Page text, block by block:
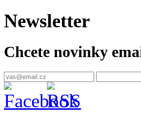
Newsletter
Chcete novinky